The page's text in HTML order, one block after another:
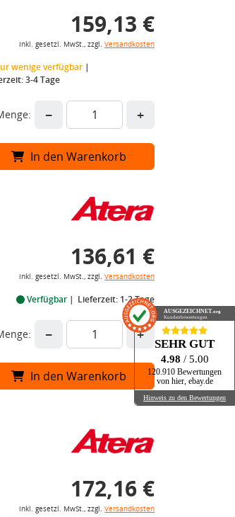
159,13 €
inkl. gesetzl. MwSt., zzgl. Versandkosten
wenige verfügbar
3-4 Tage
− +
In den Warenkorb
136,61 €
inkl. gesetzl. MwSt., zzgl. Versandkosten
Verfügbar Lieferzeit: 1-2 Tage
− +
In den Warenkorb
172,16 €
inkl. gesetzl. MwSt., zzgl. Versandkosten
AUSGEZEICHNET.org
Kundenbewertungen
SEHR GUT
4.98 / 5.00
120.910 Bewertungen
von hier, ebay.de
Hinweis zu den Bewertungen